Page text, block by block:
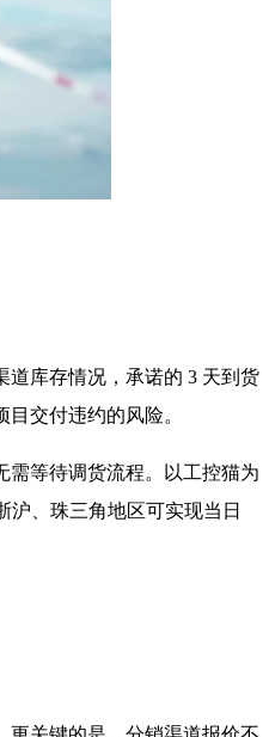
库存情况，承诺的 3 天到货
交付违约的风险。
需等待调货流程。以工控猫为
沪、珠三角地区可实现当日